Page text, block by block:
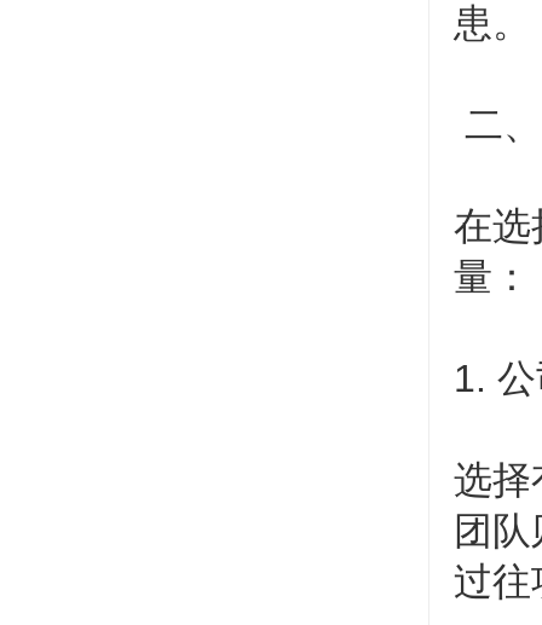
患。
二
在选
量：
1.
选择
团
过往